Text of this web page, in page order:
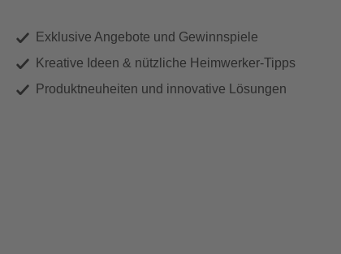
Exklusive Angebote und Gewinnspiele
Kreative Ideen & nützliche Heimwerker-Tipps
Produktneuheiten und innovative Lösungen